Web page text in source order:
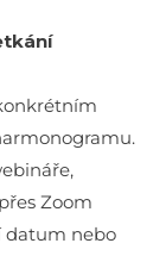
Zoom
datum nebo